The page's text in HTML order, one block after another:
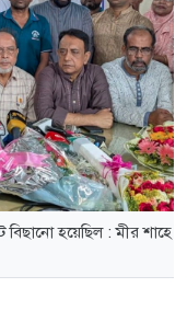
বিছানো হয়েছিল : মীর শাহে